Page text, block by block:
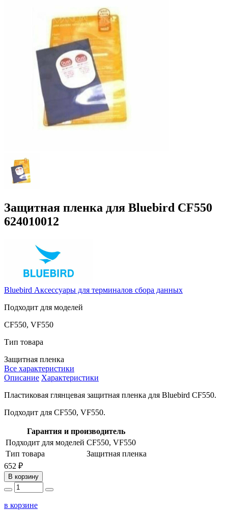
Защитная пленка для Bluebird CF550
624010012
Bluebird Аксессуары для терминалов сбора данных
Подходит для моделей
CF550, VF550
Тип товара
Защитная пленка
Все характеристики
Описание Характеристики
Пластиковая глянцевая защитная пленка для Bluebird CF550.
Подходит для CF550, VF550.
Гарантия и производитель
Подходит для моделей CF550, VF550
Тип товара
Защитная пленка
652 ₽
В корзину
в корзине